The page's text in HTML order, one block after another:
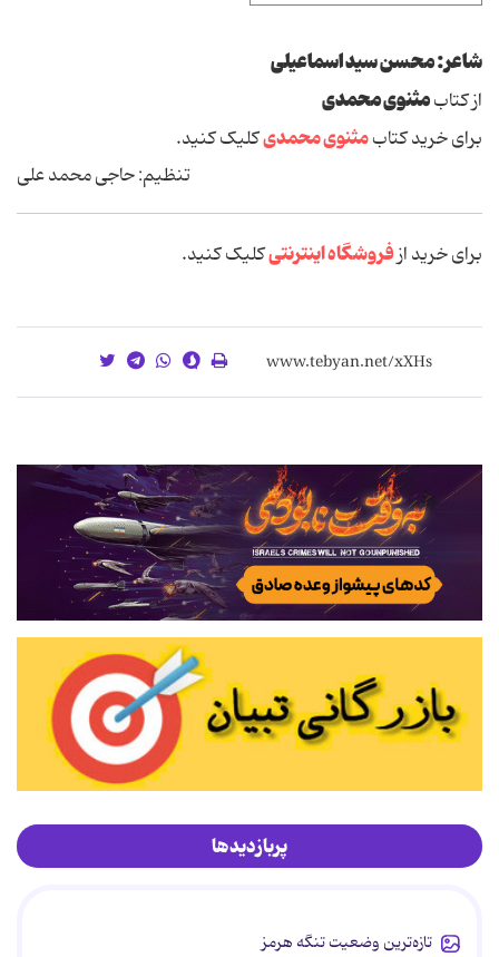
شاعر: محسن سید اسماعیلی
از کتابمثنوی محمدی
برای خرید کتابمثنوی محمدیکلیک کنید.
تنظیم: حاجی محمد علی
برای خرید ازفروشگاه اینترنتیکلیک کنید.
پربازدیدها
تازه‌ترین وضعیت تنگه هرمز